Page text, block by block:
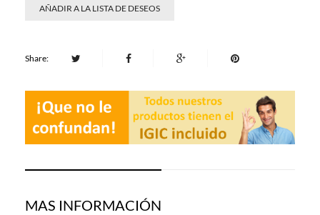
AÑADIR A LA LISTA DE DESEOS
Share:
MAS INFORMACIÓN